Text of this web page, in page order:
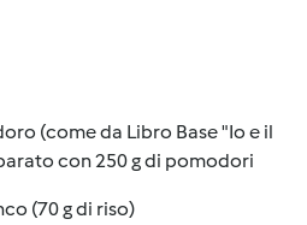
(come da Libro Base "Io e il
con 250 g di pomodori
(70 g di riso)